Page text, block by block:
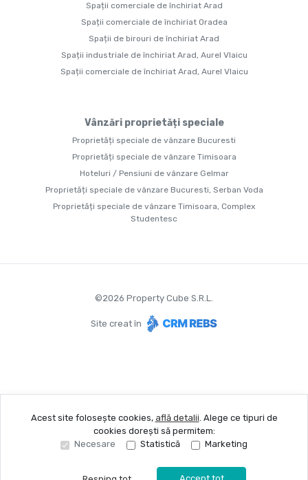
Spații comerciale de închiriat Arad
Spații comerciale de închiriat Oradea
Spații de birouri de închiriat Arad
Spații industriale de închiriat Arad, Aurel Vlaicu
Spații comerciale de închiriat Arad, Aurel Vlaicu
Vânzări proprietăți speciale
Proprietăți speciale de vânzare Bucuresti
Proprietăți speciale de vânzare Timisoara
Hoteluri / Pensiuni de vânzare Gelmar
Proprietăți speciale de vânzare Bucuresti, Serban Voda
Proprietăți speciale de vânzare Timisoara, Complex
Studentesc
©2026 Property Cube S.R.L.
Site creat în
Acest site folosește cookies, află detalii. Alege ce tipuri de
cookies dorești să permitem:
Necesare
Statistică Marketing